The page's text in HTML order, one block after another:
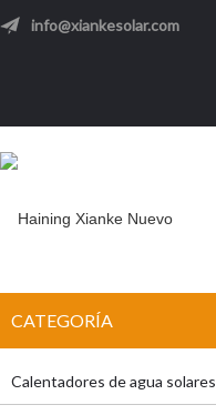
info@xiankesolar.com
CATEGORÍA
Calentadores de agua solares